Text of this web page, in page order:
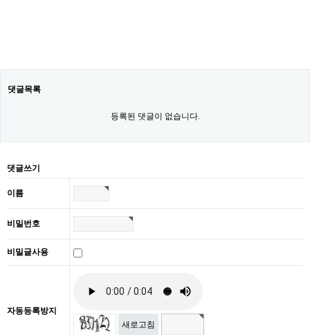
댓글목록
등록된 댓글이 없습니다.
댓글쓰기
이름
비밀번호
비밀글사용
자동등록방지
새로고침